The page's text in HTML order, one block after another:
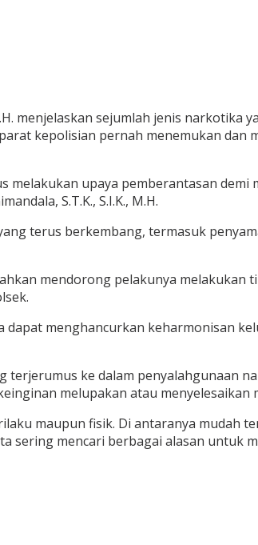
menjelaskan sejumlah jenis narkotika
kepolisian pernah menemukan dan
upaya pemberantasan demi
S.T.K., S.I.K., M.H.
terus berkembang, termasuk
mendorong pelakunya melakukan
menghancurkan keharmonisan
terjerumus ke dalam penyalahgunaan
melupakan atau menyelesaikan
maupun fisik. Di antaranya mudah
sering mencari berbagai alasan untuk